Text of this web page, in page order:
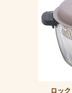
ロッ